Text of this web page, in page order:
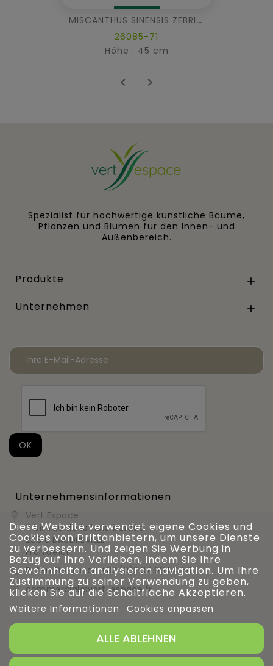
MISCANTHUS SINENSIS ZEBRINA
26085-71
Höhe : 45 cm
 
Spezialist für hochwertige künstliche Bäume,
Pflanzen und Blumen für den Innen- und
Außenbereich.
Produkte 
Unternehmen 
Unternehmensinformationen

Vert Espace
11 bis rue de la haie bardée
28310 BAUDREVILLE
Frankreich
 Rufen Sie uns an +33 (0)2 37 99 54 56
 commercial@vert-espace.fr
Diese Website verwendet eigene Cookies und
Cookies von Drittanbietern, um unsere Dienste
zu verbessern. Und zeigen Sie Werbung in
Bezug auf Ihre Vorlieben, indem Sie Ihre
Gewohnheiten analysieren navigation. Um Ihre
Zustimmung zu seiner Verwendung zu geben,
klicken Sie auf die Schaltfläche Akzeptieren.
Weitere Informationen Cookies anpassen
ALLE ABLEHNEN